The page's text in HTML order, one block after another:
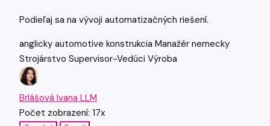
Podieľaj sa na vývoji automatizačných riešení.
anglicky automotive konstrukcia Manažér nemecky
Strojárstvo Supervisor-Vedúci Výroba
Brlášová Ivana LLM
Počet zobrazení: 17x